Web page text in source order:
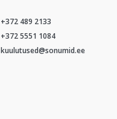
+372 489 2133
+372 5551 1084
kuulutused@sonumid.ee